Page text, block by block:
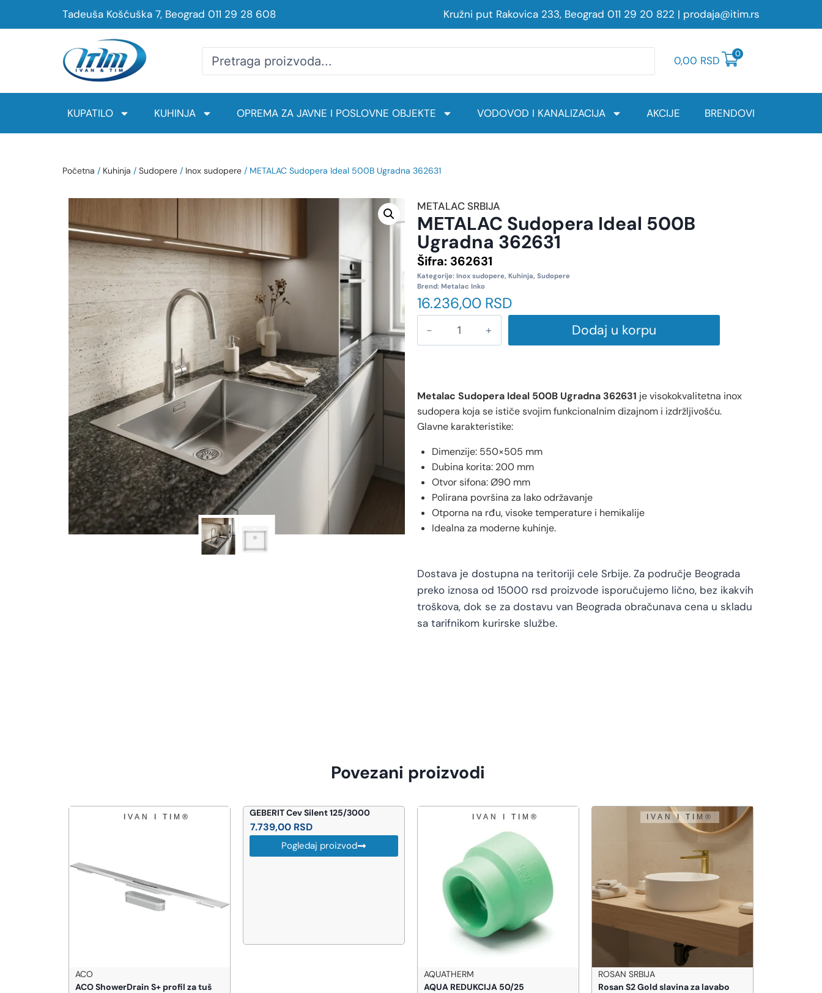
Tadeuša Košćuška 7, Beograd 011 29 28 608 Kružni put Rakovica 233, Beograd 011 29 20 822 | prodaja@itim.rs
0,00 RSD
0
KUPATILO KUHINJA OPREMA ZA JAVNE I POSLOVNE OBJEKTE VODOVOD I KANALIZACIJA AKCIJE BRENDOVI
Početna / Kuhinja / Sudopere / Inox sudopere / METALAC Sudopera Ideal 500B Ugradna 362631
METALAC SRBIJA
METALAC Sudopera Ideal 500B
Ugradna 362631
Šifra: 362631
Kategorije: Inox sudopere, Kuhinja, Sudopere
Brend: Metalac Inko
16.236,00 RSD
Dodaj u korpu
Metalac Sudopera Ideal 500B Ugradna 362631 je visokokvalitetna inox
sudopera koja se ističe svojim funkcionalnim dizajnom i izdržljivošću.
Glavne karakteristike:
Dimenzije: 550×505 mm
Dubina korita: 200 mm
Otvor sifona: Ø90 mm
Polirana površina za lako održavanje
Otporna na rđu, visoke temperature i hemikalije
Idealna za moderne kuhinje.
Dostava je dostupna na teritoriji cele Srbije. Za područje Beograda
preko iznosa od 15000 rsd proizvode isporučujemo lično, bez ikakvih
troškova, dok se za dostavu van Beograda obračunava cena u skladu
sa tarifnikom kurirske službe.
Povezani proizvodi
S+ profil za tuš
GEBERIT Cev Silent 125/3000
Rosan S2 Gold slavina za lavabo
TECE Sina za cevi floor 77570009